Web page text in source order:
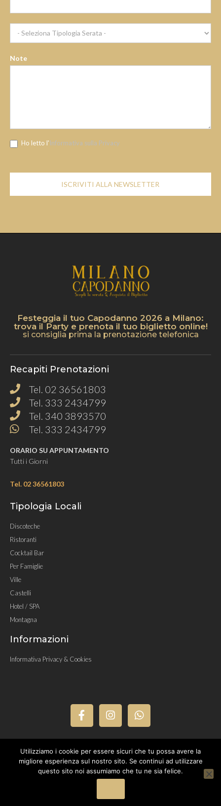
Note
Ho letto l'Informativa sulla Privacy
ISCRIVITI ALLA NEWSLETTER
Festeggia il tuo Capodanno 2026 a Milano:
trova il Party e prenota il tuo biglietto online!
si consiglia prima la prenotazione telefonica
Recapiti Prenotazioni
Tel. 02 36561803
Tel. 333 2434799
Tel. 340 3893570
Tel. 333 2434799
ORARIO SU APPUNTAMENTO
Tutti i Giorni
Tel. 02 36561803
Tipologia Locali
Discoteche
Ristoranti
Cocktail Bar
Per Famiglie
Ville
Castelli
Hotel / SPA
Montagna
Informazioni
Informativa Privacy & Cookies
c
e
b
o
o
k
-
s
t
a
g
r
a
m
a
t
s
a
p
p
Utilizziamo i cookie per essere sicuri che tu possa avere la
migliore esperienza sul nostro sito. Se continui ad utilizzare
questo sito noi assumiamo che tu ne sia felice.